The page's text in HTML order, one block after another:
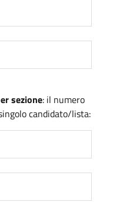
sezione: il numero
candidato/lista: